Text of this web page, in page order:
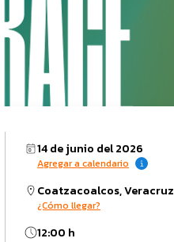
14 de junio del 2026
Agregar a calendario
Coatzacoalcos, Veracruz
¿Cómo llegar?
12:00 h